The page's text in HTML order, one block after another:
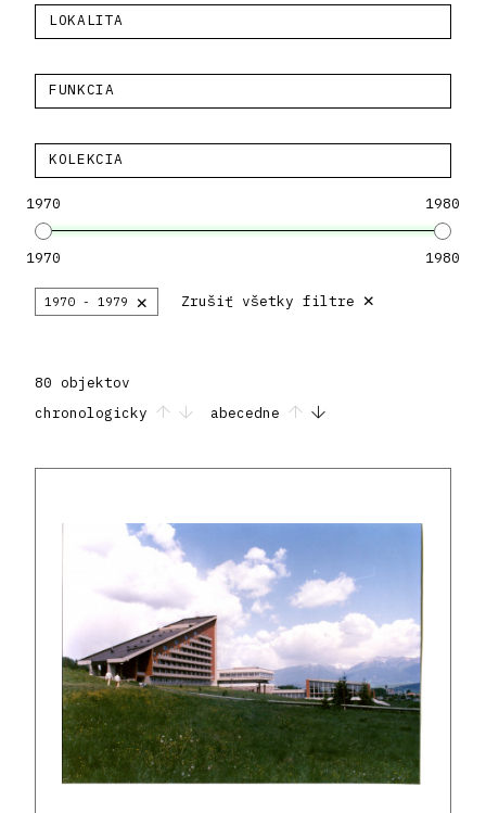
LOKALITA
FUNKCIA
KOLEKCIA
1970 1980
1970 1980
1970 - 1979 × Zrušiť všetky filtre ×
80 objektov
chronologicky
abecedne